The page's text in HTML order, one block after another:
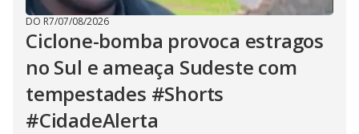
DO R7/07/08/2026
Ciclone-bomba provoca estragos
no Sul e ameaça Sudeste com
tempestades #Shorts
#CidadeAlerta